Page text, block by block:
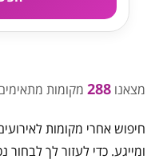
מצאנו288 מקומות
חיפוש אחרי מקומות
ומייגע. כדי לעזור לך לבחור